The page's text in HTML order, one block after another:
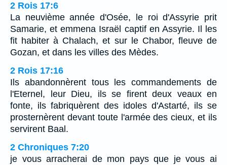
2 Rois 17:6
La neuvième année d'Osée, le roi d'Assyrie prit
Samarie, et emmena Israël captif en Assyrie. Il les
fit habiter à Chalach, et sur le Chabor, fleuve de
Gozan, et dans les villes des Mèdes.
2 Rois 17:16
Ils abandonnèrent tous les commandements de
l'Eternel, leur Dieu, ils se firent deux veaux en
fonte, ils fabriquèrent des idoles d'Astarté, ils se
prosternèrent devant toute l'armée des cieux, et ils
servirent Baal.
2 Chroniques 7:20
je vous arracherai de mon pays que je vous ai